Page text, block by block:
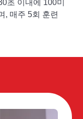
초 이내에 100미
, 매주 5회 훈련